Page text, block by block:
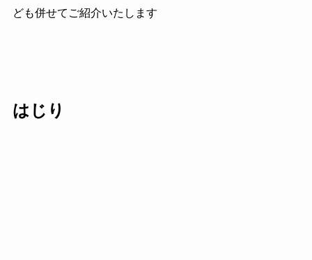
ども併せてご紹介いたします
はじり